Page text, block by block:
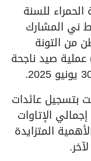
للسنة
ني المشارك
تمكن من صيد 2043.27 طن من التونة
الحية من خلال ستة عشر (16) عملية صيد ناجحة
بتسجيل عائدات
أن إجمالي الإتاوات
مبرزا الأهمية المتزايدة